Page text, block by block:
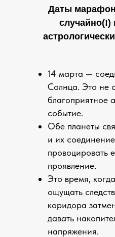
Даты
случайно(!)
14 марта —
Солнца. Это не
благоприятное
событие.
Обе планеты
и их
провоцировать
проявление.
Это время,
ощущать
коридора
давать
напряжения.